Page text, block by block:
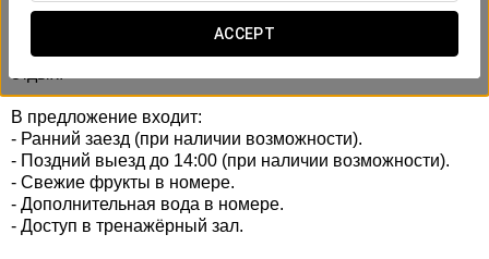
ACCEPT
время пребывания и услугами, которые помогут вам
максимально эффективно использовать своё время,
независимо от того, приехали ли вы по работе или на
В предложение входит:
- Ранний заезд (при наличии возможности).
- Поздний выезд до 14:00 (при наличии возможности).
- Свежие фрукты в номере.
- Дополнительная вода в номере.
- Доступ в тренажёрный зал.